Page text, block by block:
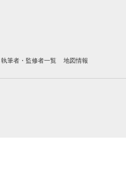
執筆者・監修者一覧 地図情報